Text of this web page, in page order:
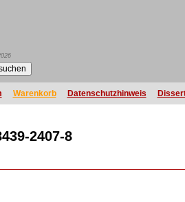
Warenkorb Datenschutzhinweis
2407-8